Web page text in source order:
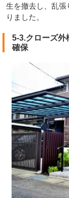
生を撤去し、乱
りました。
5-3.クローズ外
確保